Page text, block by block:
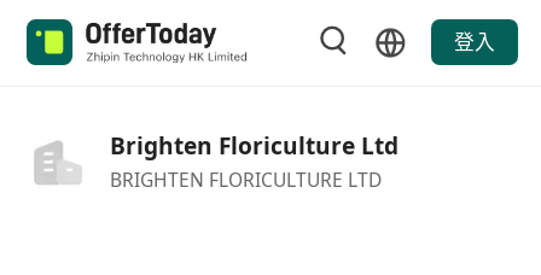
登入
Brighten Floriculture Ltd
BRIGHTEN FLORICULTURE LTD